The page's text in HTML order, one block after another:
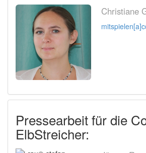
Christiane
Pressearbeit für die
ElbStreicher: